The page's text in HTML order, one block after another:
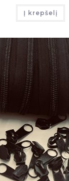
Į krepšelį